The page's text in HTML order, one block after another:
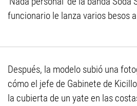
funcionario le lanza varios besos
Después, la modelo subió una
cómo el jefe de Gabinete de
la cubierta de un yate en las